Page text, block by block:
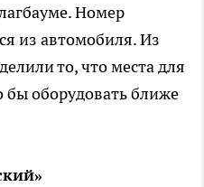
Номер
из автомобиля. Из
то, что места для
оборудовать ближе